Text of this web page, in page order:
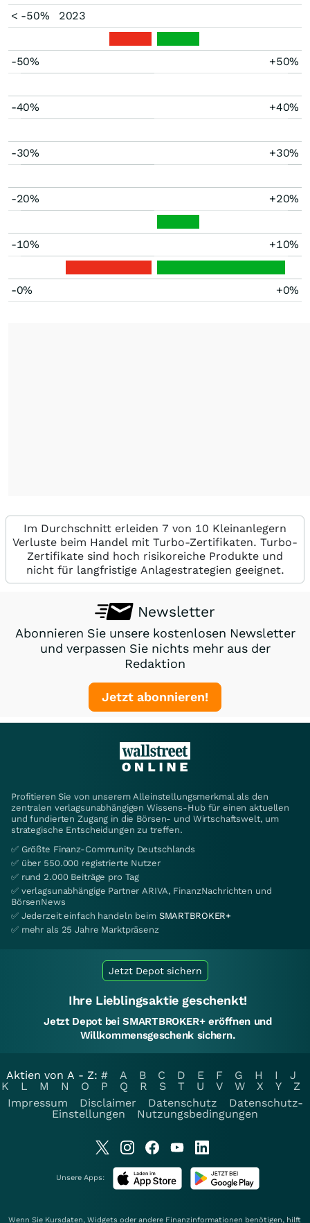
< -50%
2023
-50% +50%
-40% +40%
-30% +30%
-20% +20%
-10% +10%
-0% +0%
Im Durchschnitt erleiden 7 von 10 Kleinanlegern
Verluste beim Handel mit Turbo-Zertifikaten. Turbo-
Zertifikate sind hoch risikoreiche Produkte und
nicht für langfristige Anlagestrategien geeignet.
Newsletter
Abonnieren Sie unsere kostenlosen Newsletter
und verpassen Sie nichts mehr aus der
Redaktion
Jetzt abonnieren!
Profitieren Sie von unserem Alleinstellungsmerkmal als den
zentralen verlagsunabhängigen Wissens-Hub für einen aktuellen
und fundierten Zugang in die Börsen- und Wirtschaftswelt, um
strategische Entscheidungen zu treffen.
✅ Größte Finanz-Community Deutschlands
✅ über 550.000 registrierte Nutzer
✅ rund 2.000 Beiträge pro Tag
✅ verlagsunabhängige Partner ARIVA, FinanzNachrichten und
BörsenNews
✅ Jederzeit einfach handeln beim SMARTBROKER+
✅ mehr als 25 Jahre Marktpräsenz
Jetzt Depot sichern
Ihre Lieblingsaktie geschenkt!
Jetzt Depot bei SMARTBROKER+ eröffnen und
Willkommensgeschenk sichern.
Aktien von A - Z: # A B C D E F G H I
J
K
L M N O P Q R S T U V W X Y
Z
Impressum
Disclaimer Datenschutz
Datenschutz-
Einstellungen
Nutzungsbedingungen
Unsere Apps:
Wenn Sie Kursdaten, Widgets oder andere Finanzinformationen benötigen, hilft